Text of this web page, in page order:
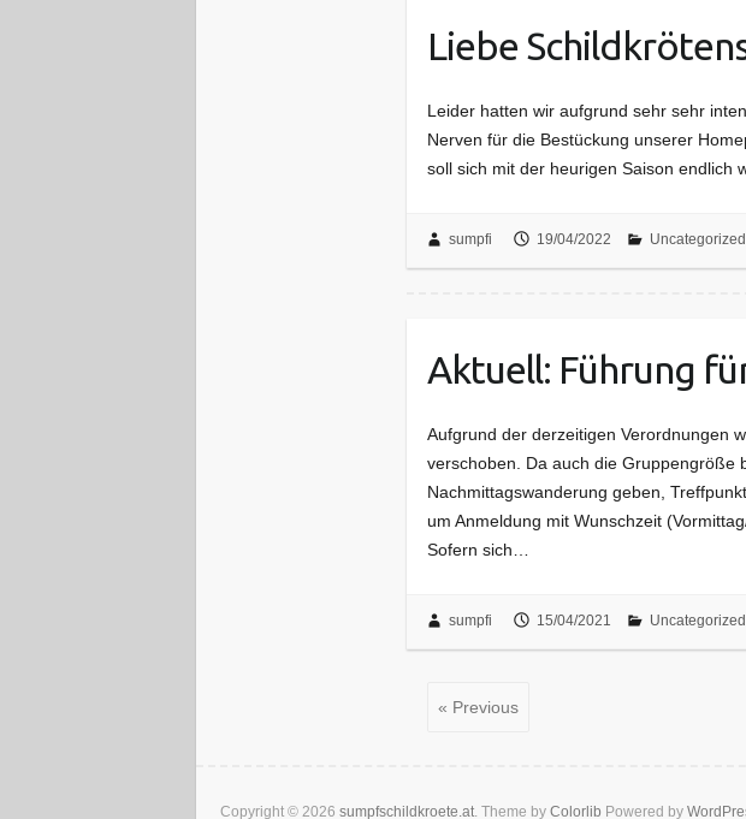
Liebe
Leider hatten wir aufgrund sehr sehr
Nerven für die Bestückung unserer
soll sich mit der heurigen Saison endlich
sumpfi 19/04/2022 Uncategorized
Aktuell: Führung
Aufgrund der derzeitigen Verordnungen
verschoben. Da auch die Gruppengröße
Nachmittagswanderung geben,
um Anmeldung mit Wunschzeit
Sofern sich…
sumpfi 15/04/2021 Uncategorized
« Previous
Copyright © 2026 sumpfschildkroete.at. Theme by Colorlib Powered by